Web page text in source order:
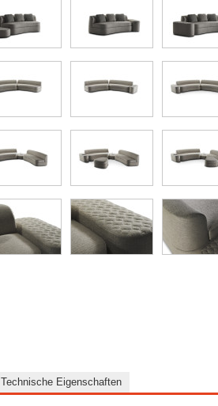
Technische Eigenschaften